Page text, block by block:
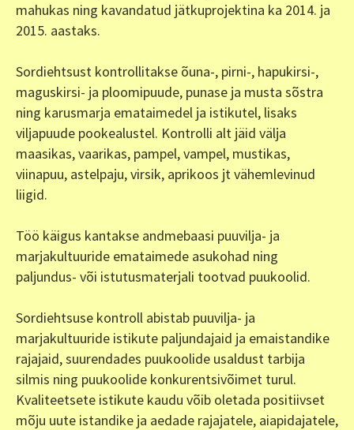
mahukas ning kavandatud jätkuprojektina ka 2014. ja
2015. aastaks.
Sordiehtsust kontrollitakse õuna-, pirni-, hapukirsi-,
maguskirsi- ja ploomipuude, punase ja musta sõstra
ning karusmarja emataimedel ja istikutel, lisaks
viljapuude pookealustel. Kontrolli alt jäid välja
maasikas, vaarikas, pampel, vampel, mustikas,
viinapuu, astelpaju, virsik, aprikoos jt vähemlevinud
liigid.
Töö käigus kantakse andmebaasi puuvilja- ja
marjakultuuride emataimede asukohad ning
paljundus- või istutusmaterjali tootvad puukoolid.
Sordiehtsuse kontroll abistab puuvilja- ja
marjakultuuride istikute paljundajaid ja emaistandike
rajajaid, suurendades puukoolide usaldust tarbija
silmis ning puukoolide konkurentsivõimet turul.
Kvaliteetsete istikute kaudu võib oletada positiivset
mõju uute istandike ja aedade rajajatele, aiapidajatele,